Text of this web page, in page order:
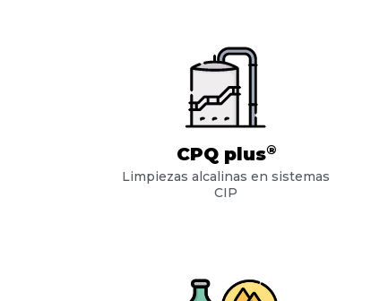
CPQ plus®
Limpiezas alcalinas en sistemas
CIP